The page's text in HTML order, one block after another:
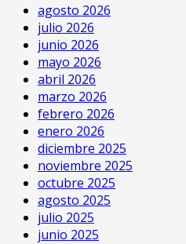
agosto 2026
julio 2026
junio 2026
mayo 2026
abril 2026
marzo 2026
febrero 2026
enero 2026
diciembre 2025
noviembre 2025
octubre 2025
agosto 2025
julio 2025
junio 2025